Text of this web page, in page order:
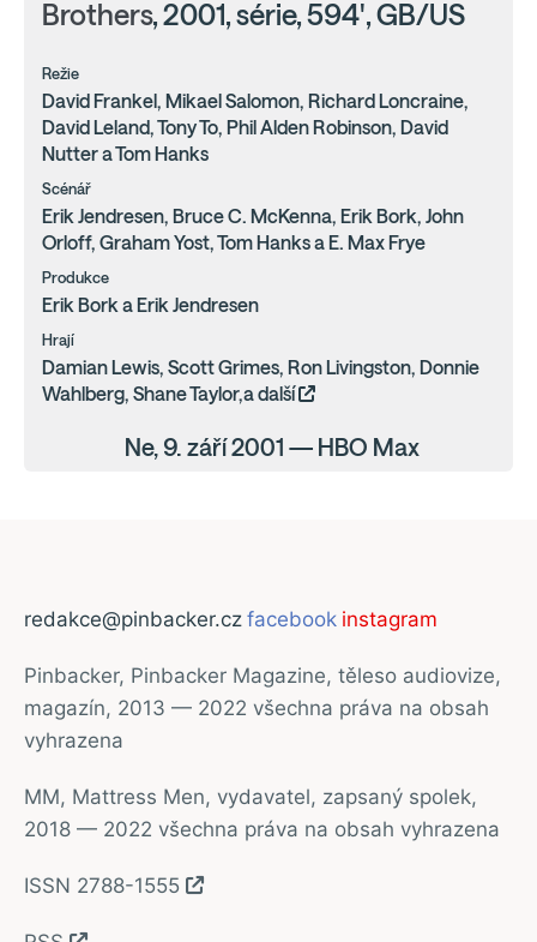
Brothers, 2001, série, 594', GB/US
Režie
David Frankel, Mikael Salomon, Richard Loncraine,
David Leland, Tony To, Phil Alden Robinson, David
Nutter a Tom Hanks
Scénář
Erik Jendresen, Bruce C. McKenna, Erik Bork, John
Orloff, Graham Yost, Tom Hanks a E. Max Frye
Produkce
Erik Bork a Erik Jendresen
Hrají
Damian Lewis, Scott Grimes, Ron Livingston, Donnie
Wahlberg, Shane Taylor,a další
Ne, 9. září 2001 — HBO Max
redakce@pinbacker.cz facebook instagram
Pinbacker, Pinbacker Magazine, těleso audiovize,
magazín, 2013 — 2022 všechna práva na obsah
vyhrazena
MM, Mattress Men, vydavatel, zapsaný spolek,
2018 — 2022 všechna práva na obsah vyhrazena
ISSN 2788-1555